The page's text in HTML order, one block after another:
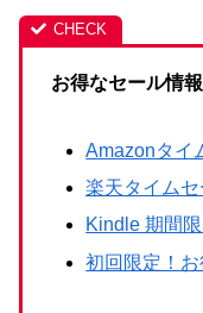
お得なセール情報
Amazonタイ
楽天タイムセ
Kindle 期間
初回限定！